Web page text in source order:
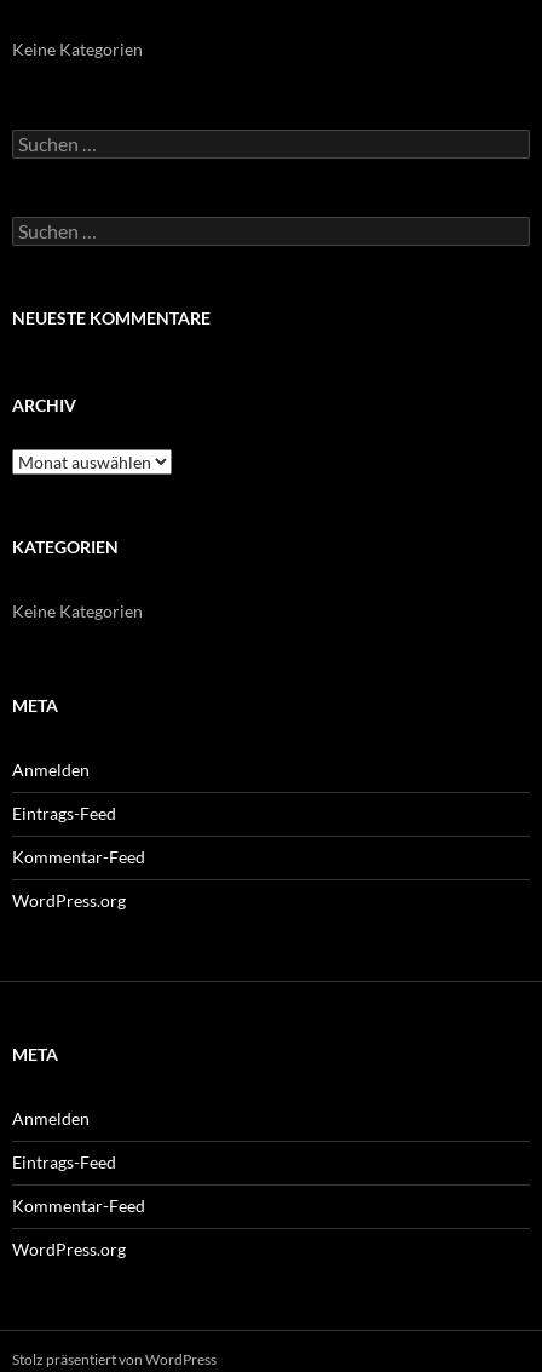
Keine Kategorien
Suchen
nach:
Suchen
nach:
NEUESTE KOMMENTARE
ARCHIV
Archiv
KATEGORIEN
Keine Kategorien
META
Anmelden
Eintrags-Feed
Kommentar-Feed
WordPress.org
META
Anmelden
Eintrags-Feed
Kommentar-Feed
WordPress.org
Stolz präsentiert von WordPress